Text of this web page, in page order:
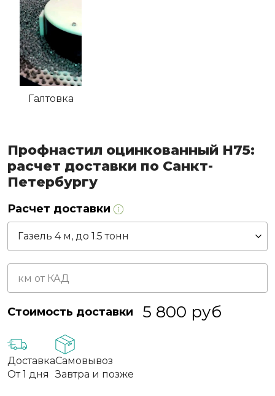
Галтовка
Профнастил оцинкованный Н75:
расчет доставки по Санкт-
Петербургу
Расчет доставки
Стоимость доставки 5 800 руб
Доставка
От 1 дня
Самовывоз
Завтра и позже